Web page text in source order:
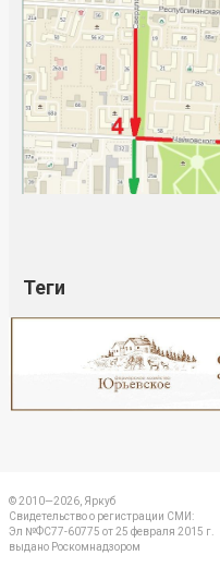
Теги
© 2010—2026, Яркуб
Свидетельство о регистрации СМИ:
Эл №ФС77-60775 от 25 февраля 2015 г.
выдано Роскомнадзором